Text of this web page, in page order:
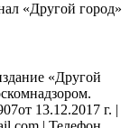
«Другой город»
«Другой
13.12.2017 г. |